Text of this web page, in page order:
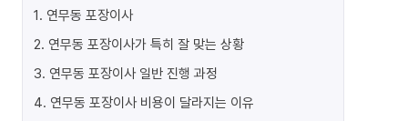
1. 연무동 포장이사
2. 연무동 포장이사가 특히 잘 맞는 상황
3. 연무동 포장이사 일반 진행 과정
4. 연무동 포장이사 비용이 달라지는 이유